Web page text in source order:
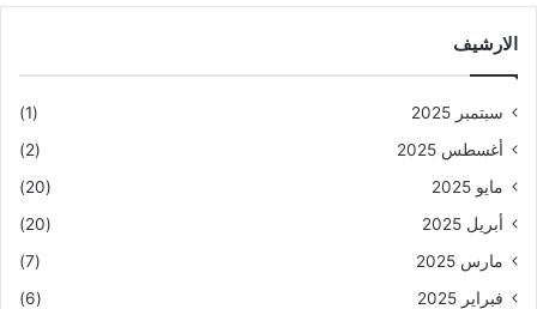
الارشيف
سبتمبر 2025
(1)
أغسطس 2025
(2)
مايو 2025
(20)
أبريل 2025
(20)
مارس 2025
(7)
فبراير 2025
(6)